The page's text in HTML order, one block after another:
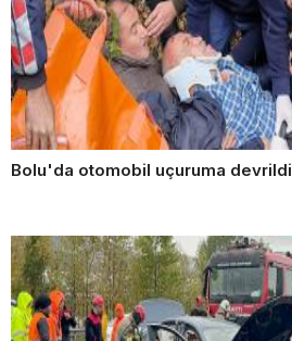
Bolu'da otomobil uçuruma devrildi